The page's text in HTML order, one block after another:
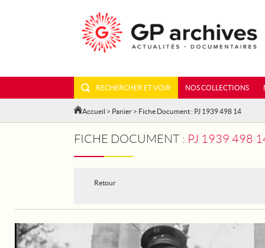
RECHERCHER ET VOIR NOS COLLECTIONS
Accueil > Panier > Fiche Document : PJ 1939 498 14
FICHE DOCUMENT : PJ 1939 498
Retour